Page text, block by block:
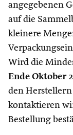
angegebenen
auf die
kleinere
Wird die
Ende Oktober
den
kontaktieren
Bestellung